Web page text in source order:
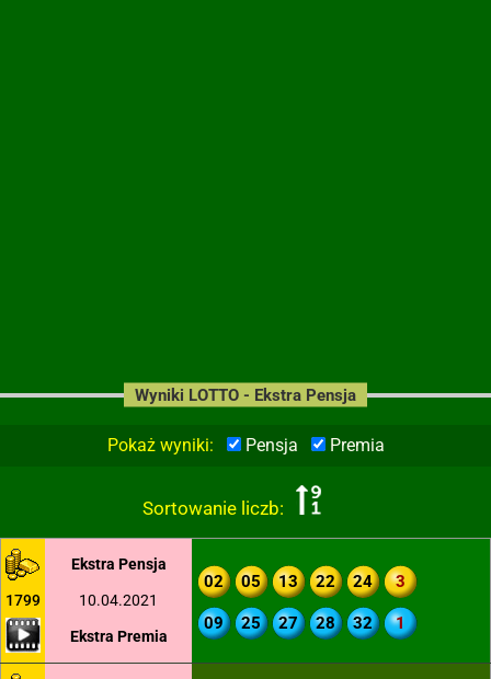
Pokaż wyniki: Pensja Premia
Sortowanie liczb:
Wyniki LOTTO - Ekstra Pensja
1799
Ekstra Pensja
10.04.2021
Ekstra Premia
02 05 13 22 24 3
09 25 27 28 32 1